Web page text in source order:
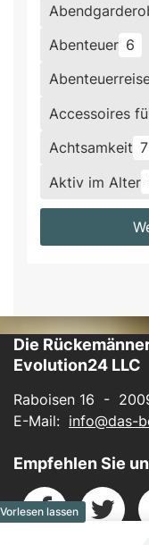
Abenteuer 6
Accessoires
Achtsamkeit 7
Aktiv im Alter
Die
Evolution24 LLC
Raboisen 16 -
E-Mail: info@das-
Empfehlen Sie